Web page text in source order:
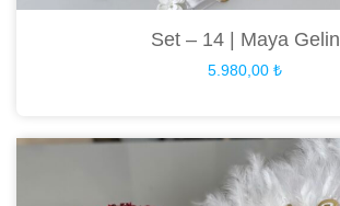
Set – 14 | Maya Gelin
5.980,00 ₺